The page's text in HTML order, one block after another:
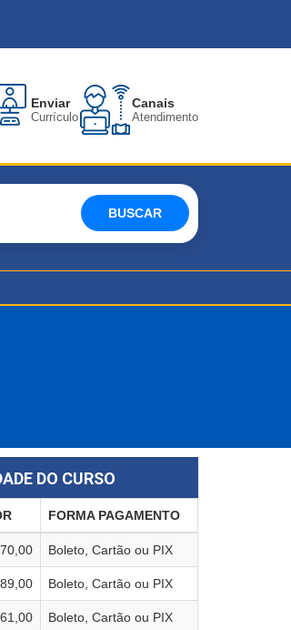
Enviar
Currículo
Canais
Atendimento
BUSCAR
DO CURSO
FORMA PAGAMENTO
Boleto, Cartão ou PIX
Boleto, Cartão ou PIX
Boleto, Cartão ou PIX